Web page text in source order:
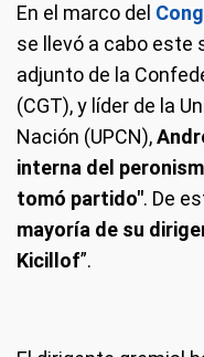
En el marco del
se llevó a cabo este
adjunto de la
(CGT), y líder de la
Nación (UPCN),
interna del
tomó partido". De
mayoría de su
Kicillof”.